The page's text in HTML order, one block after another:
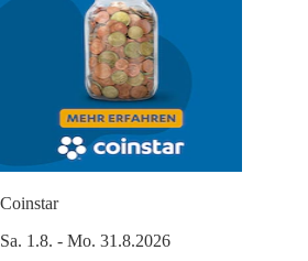
Coinstar
Sa. 1.8. - Mo. 31.8.2026